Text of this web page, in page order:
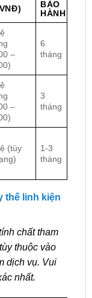
BẢO
HÀNH
–
6
tháng
–
3
tháng
(tùy
1-3
tháng
thế linh kiện
chất tham
thuộc vào
dịch vụ. Vui
nhất.